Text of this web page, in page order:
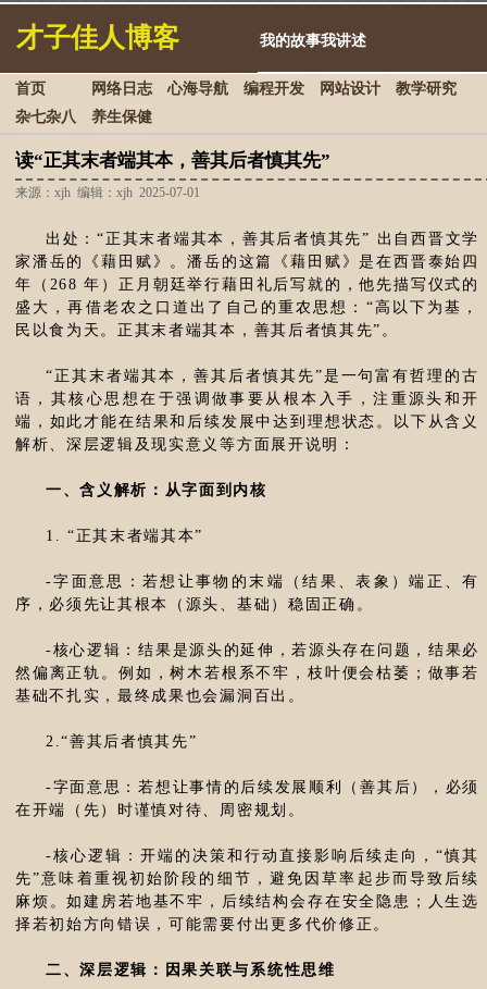
才子佳人博客 我的故事我讲述
首页 网络日志 心海导航 编程开发 网站设计
教学研究
杂七杂八
养生保健
读“正其末者端其本，善其后者慎其先”
来源：xjh 编辑：xjh 2025-07-01
出处：“正其末者端其本，善其后者慎其先” 出自西晋文学
家潘岳的《藉田赋》。潘岳的这篇《藉田赋》是在西晋泰始四
年（268 年）正月朝廷举行藉田礼后写就的，他先描写仪式的
盛大，再借老农之口道出了自己的重农思想：“高以下为基，
民以食为天。正其末者端其本，善其后者慎其先”。
“正其末者端其本，善其后者慎其先”是一句富有哲理的古
语，其核心思想在于强调做事要从根本入手，注重源头和开
端，如此才能在结果和后续发展中达到理想状态。以下从含义
解析、深层逻辑及现实意义等方面展开说明：
一、含义解析：从字面到内核
1. “正其末者端其本”
-字面意思：若想让事物的末端（结果、表象）端正、有
序，必须先让其根本（源头、基础）稳固正确。
-核心逻辑：结果是源头的延伸，若源头存在问题，结果必
然偏离正轨。例如，树木若根系不牢，枝叶便会枯萎；做事若
基础不扎实，最终成果也会漏洞百出。
2.“善其后者慎其先”
-字面意思：若想让事情的后续发展顺利（善其后），必须
在开端（先）时谨慎对待、周密规划。
-核心逻辑：开端的决策和行动直接影响后续走向，“慎其
先”意味着重视初始阶段的细节，避免因草率起步而导致后续
麻烦。如建房若地基不牢，后续结构会存在安全隐患；人生选
择若初始方向错误，可能需要付出更多代价修正。
二、深层逻辑：因果关联与系统性思维